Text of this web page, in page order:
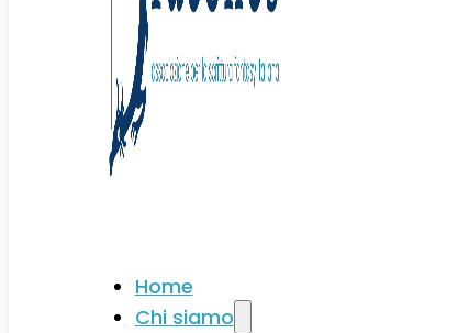
Home
Chi siamo